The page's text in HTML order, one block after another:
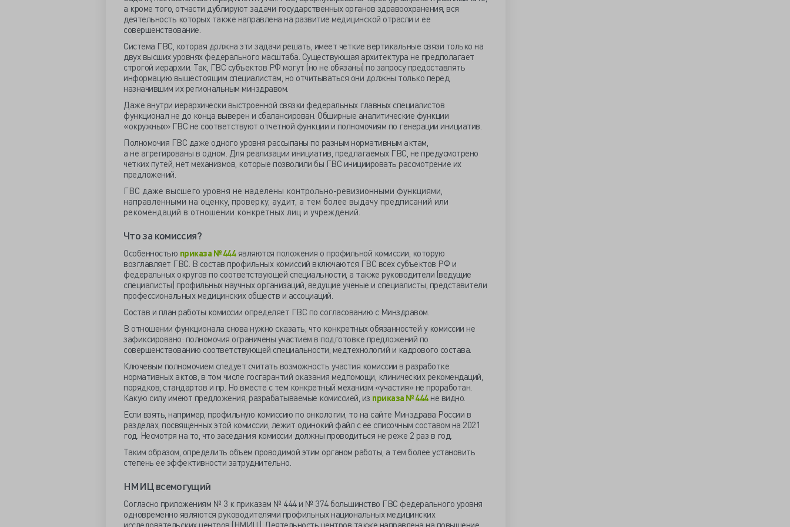
а кроме того, отчасти дублируют задачи государственных органов здравоохранения, вся
деятельность которых также направлена на развитие медицинской отрасли и ее
совершенствование.
Система ГВС, которая должна эти задачи решать, имеет четкие вертикальные связи только на
двух высших уровнях федерального масштаба. Существующая архитектура не предполагает
строгой иерархии. Так, ГВС субъектов РФ могут (но не обязаны) по запросу предоставлять
информацию вышестоящим специалистам, но отчитываться они должны только перед
назначившим их региональным минздравом.
Даже внутри иерархически выстроенной связки федеральных главных специалистов
функционал не до конца выверен и сбалансирован. Обширные аналитические функции
«окружных» ГВС не соответствуют отчетной функции и полномочиям по генерации инициатив.
Полномочия ГВС даже одного уровня рассыпаны по разным нормативным актам,
а не агрегированы в одном. Для реализации инициатив, предлагаемых ГВС, не предусмотрено
четких путей, нет механизмов, которые позволили бы ГВС инициировать рассмотрение их
предложений.
ГВС даже высшего уровня не наделены контрольно-ревизионными функциями,
направленными на оценку, проверку, аудит, а тем более выдачу предписаний или
рекомендаций в отношении конкретных лиц и учреждений.
Что за комиссия?
Особенностью приказа № 444 являются положения о профильной комиссии, которую
возглавляет ГВС. В состав профильных комиссий включаются ГВС всех субъектов РФ и
федеральных округов по соответствующей специальности, а также руководители (ведущие
специалисты) профильных научных организаций, ведущие ученые и специалисты, представители
профессиональных медицинских обществ и ассоциаций.
Состав и план работы комиссии определяет ГВС по согласованию с Минздравом.
В отношении функционала снова нужно сказать, что конкретных обязанностей у комиссии не
зафиксировано: полномочия ограничены участием в подготовке предложений по
совершенствованию соответствующей специальности, медтехнологий и кадрового состава.
Ключевым полномочием следует считать возможность участия комиссии в разработке
нормативных актов, в том числе госгарантий оказания медпомощи, клинических рекомендаций,
порядков, стандартов и пр. Но вместе с тем конкретный механизм «участия» не проработан.
Какую силу имеют предложения, разрабатываемые комиссией, из приказа № 444 не видно.
Если взять, например, профильную комиссию по онкологии, то на сайте Минздрава России в
разделах, посвященных этой комиссии, лежит одинокий файл с ее списочным составом на 2021
год. Несмотря на то, что заседания комиссии должны проводиться не реже 2 раз в год.
Таким образом, определить объем проводимой этим органом работы, а тем более установить
степень ее эффективности затруднительно.
НМИЦ всемогущий
Согласно приложениям № 3 к приказам № 444 и № 374 большинство ГВС федерального уровня
одновременно являются руководителями профильных национальных медицинских
исследовательских центров (НМИЦ). Деятельность центров также направлена на повышение